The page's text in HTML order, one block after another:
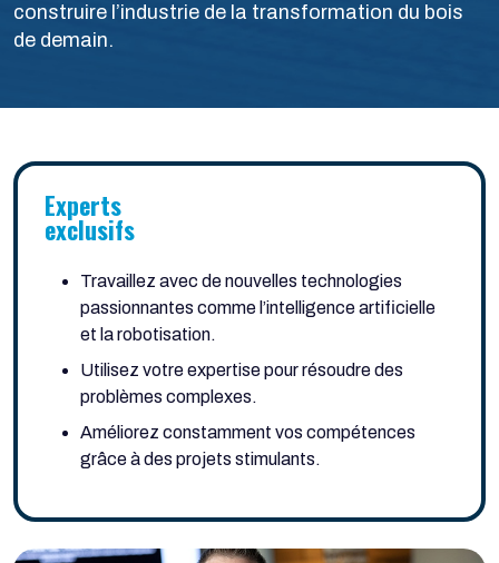
construire l’industrie de la transformation du bois
de demain.
Experts
exclusifs
Travaillez avec de nouvelles technologies
passionnantes comme l’intelligence artificielle
et la robotisation.
Utilisez votre expertise pour résoudre des
problèmes complexes.
Améliorez constamment vos compétences
grâce à des projets stimulants.